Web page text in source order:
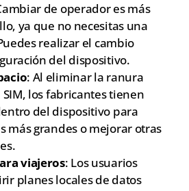
de operador es más
ya que no necesitas una
realizar el cambio
del dispositivo.
: Al eliminar la ranura
los fabricantes tienen
del dispositivo para
más grandes o mejorar otras
viajeros: Los usuarios
planes locales de datos